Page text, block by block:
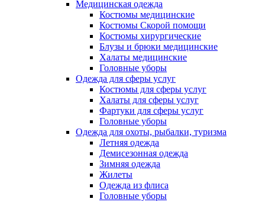
Медицинская одежда
Костюмы медицинские
Костюмы Скорой помощи
Костюмы хирургические
Блузы и брюки медицинские
Халаты медицинские
Головные уборы
Одежда для сферы услуг
Костюмы для сферы услуг
Халаты для сферы услуг
Фартуки для сферы услуг
Головные уборы
Одежда для охоты, рыбалки, туризма
Летняя одежда
Демисезонная одежда
Зимняя одежда
Жилеты
Одежда из флиса
Головные уборы